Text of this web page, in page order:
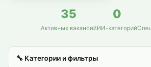
35
Активных вакансий
0
ИИ-категорий
🔧 Категории и фильтры